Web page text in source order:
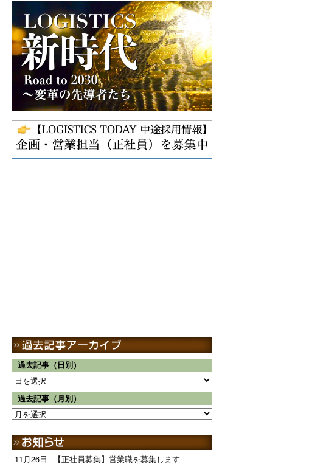
過去記事（日別）
過去記事（月別）
11月26日 【正社員募集】営業職を募集します